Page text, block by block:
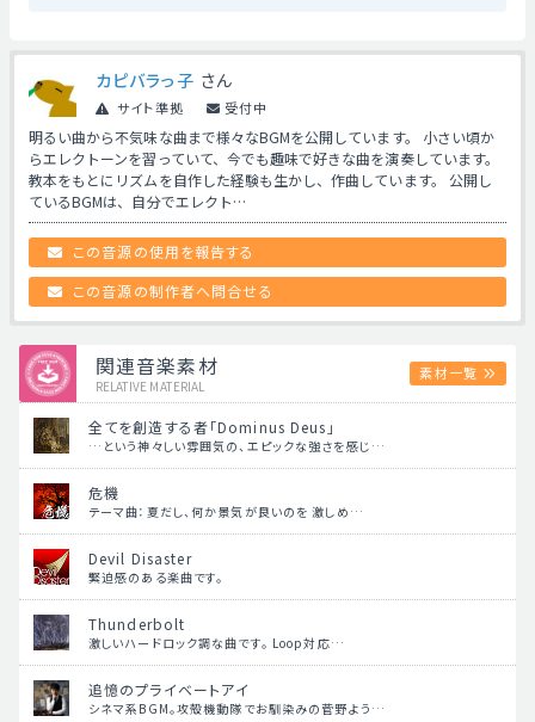
カピバラっ子 さん
サイト準拠 受付中
明るい曲から不気味な曲まで様々なBGMを公開しています。 小さい頃か
らエレクトーンを習っていて、今でも趣味で好きな曲を演奏しています。
教本をもとにリズムを自作した経験も生かし、作曲しています。 公開し
ているBGMは、自分でエレクト…
この音源の使用を報告する
この音源の制作者へ問合せる
関連音楽素材
RELATIVE MATERIAL
素材一覧
全てを創造する者「Dominus Deus」
…という神々しい雰囲気の、エピックな強さを感じ…
危機
テーマ曲：夏だし、何か景気が良いのを 激しめ…
Devil Disaster
緊迫感のある楽曲です。
Thunderbolt
激しいハードロック調な曲です。 Loop対応…
追憶のプライベートアイ
シネマ系BGM。攻殻機動隊でお馴染みの菅野よう…